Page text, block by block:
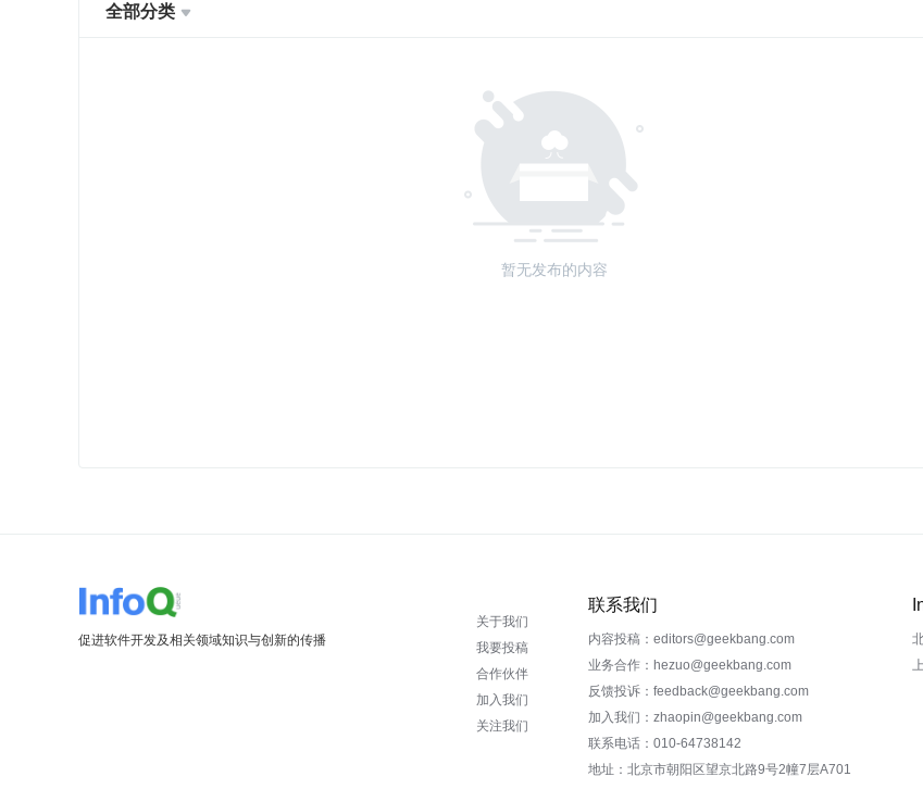
全部分类 
暂无发布的内容
促进软件开发及相关领域知识与创新的传播
关于我们
我要投稿
合作伙伴
加入我们
关注我们
联系我们
内容投稿：editors@geekbang.com
业务合作：hezuo@geekbang.com
反馈投诉：feedback@geekbang.com
加入我们：zhaopin@geekbang.com
联系电话：010-64738142
地址：北京市朝阳区望京北路9号2幢7层A701